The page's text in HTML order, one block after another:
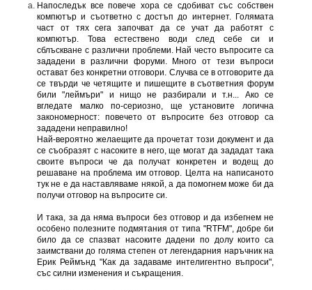
Напоследък все повече хора се сдобиват със собствен
компютър и съответно с достъп до интернет. Голямата
част от тях сега започват да се учат да работят с
компютър. Това естествено води след себе си и
сблъскване с различни проблеми. Най често въпросите са
зададени в различни форуми. Много от тези въпроси
остават без конкретни отговори. Случва се в отговорите да
се твърди че четящите и пишещите в съответния форум
били "леймъри" и нищо не разбирали и т.н... Ако се
вгледате малко по-сериозно, ще установите логична
закономерност: повечето от въпросите без отговор са
зададени неправилно!
Най-вероятно желаещите да прочетат този документ и да
се съобразят с насоките в него, ще могат да зададат така
своите въпроси че да получат конкретен и водещ до
решаване на проблема им отговор. Целта на написаното
тук не е да наставлявамe някой, а да помогнeм може би да
получи отговор на въпросите си.
И така, за да няма въпроси без отговор и да избегнем не
особено полезните подмятания от типа "RTFM", добре би
било да се спазват насоките дадени по долу които са
заимствани до голяма степен от легендарния наръчник на
Ерик Реймънд "Как да задаваме интелигентно въпроси",
със силни изменения и съкращения.